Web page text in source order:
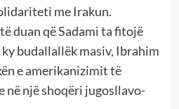
me Irakun.
duan që Sadami ta fitojë
budallallëk masiv, Ibrahim
e amerikanizimit të
në një shoqëri jugosllavo-